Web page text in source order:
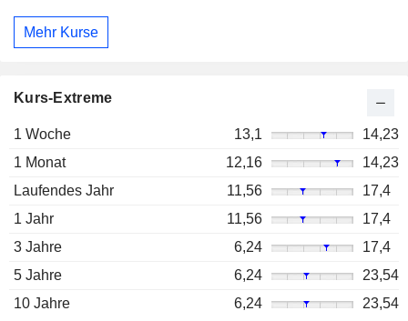
Mehr Kurse
Kurs-Extreme
1 Woche 13,1
14,23
1 Monat
12,16
14,23
Laufendes Jahr
11,56
17,4
1 Jahr
11,56
17,4
3 Jahre
6,24
17,4
5 Jahre
6,24
23,54
10 Jahre
6,24 23,54